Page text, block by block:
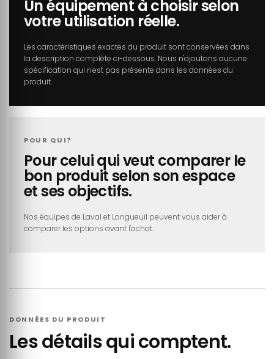
Un équipement à choisir selon
votre utilisation réelle.
Les caractéristiques exactes du produit sont conservées dans
la description complète ci-dessous. Nous n'ajoutons aucune
spécification qui n'est pas présente dans les données du
produit.
POUR QUI?
Pour celui qui veut comparer le
bon produit selon son espace
et ses objectifs.
Nos équipes de Laval et Longueuil peuvent vous aider à
comparer les options avant l'achat.
DONNÉES DU PRODUIT
Les détails qui comptent.